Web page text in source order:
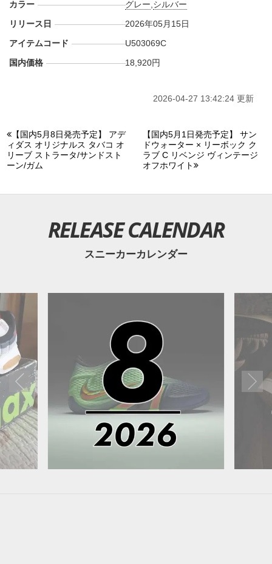
カラー グレー シルバー
リリース日
2026年05月15日
アイテムコード
U503069C
国内価格
18,920円
2026-04-27 13:42:24 更新
【国内5月8日発売予定】 アデ
ィダス オリジナルス タバコ オ
リーブ ストラータ/サンドスト
ーン/ガム
【国内5月1日発売予定】 サン
ドウォーター × リーボック ク
ラブ C リベンジ ヴィンテージ
オフホワイト
RELEASE CALENDAR
スニーカーカレンダー